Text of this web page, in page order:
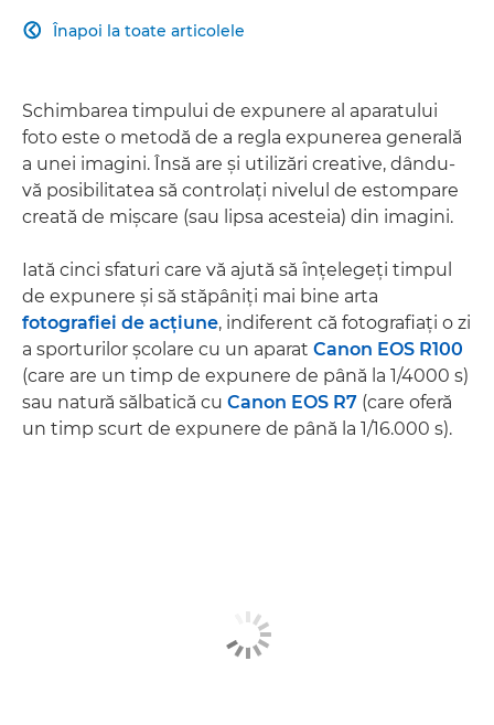
Înapoi la toate articolele

Schimbarea timpului de expunere al aparatului
foto este o metodă de a regla expunerea generală
a unei imagini. Însă are şi utilizări creative, dându-
vă posibilitatea să controlaţi nivelul de estompare
creată de mişcare (sau lipsa acesteia) din imagini.
Iată cinci sfaturi care vă ajută să înţelegeţi timpul
de expunere şi să stăpâniţi mai bine arta
fotografiei de acţiune, indiferent că fotografiaţi o zi
a sporturilor şcolare cu un aparat Canon EOS R100
(care are un timp de expunere de până la 1/4000 s)
sau natură sălbatică cu Canon EOS R7 (care oferă
un timp scurt de expunere de până la 1/16.000 s).